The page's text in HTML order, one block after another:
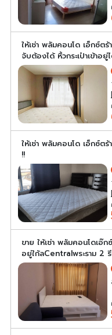
ให้เช่า พลัมคอนโด เอ็กซ์ต
จับต้องได้ หิ้วกระเป๋าเข้าอยู่
ให้เช่า พลัมคอนโด เอ็กซ์ต
!!
ขาย ให้เช่า พลัมคอนโดเอ๊
อยู่ใก้ลCentralพระราม 2